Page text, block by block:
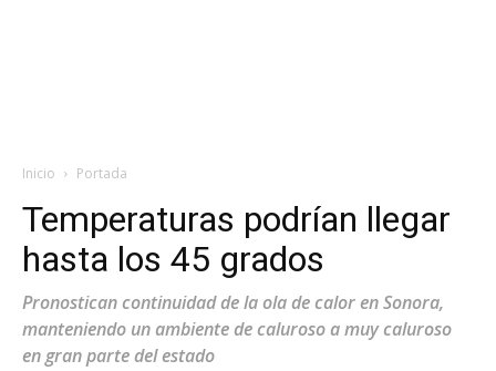
Inicio Portada
Temperaturas podrían llegar
hasta los 45 grados
Pronostican continuidad de la ola de calor en Sonora,
manteniendo un ambiente de caluroso a muy caluroso
en gran parte del estado